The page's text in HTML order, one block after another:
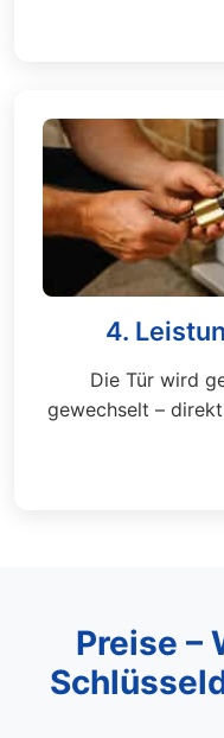
4.
Die Tür wird
gewechselt –
Preise –